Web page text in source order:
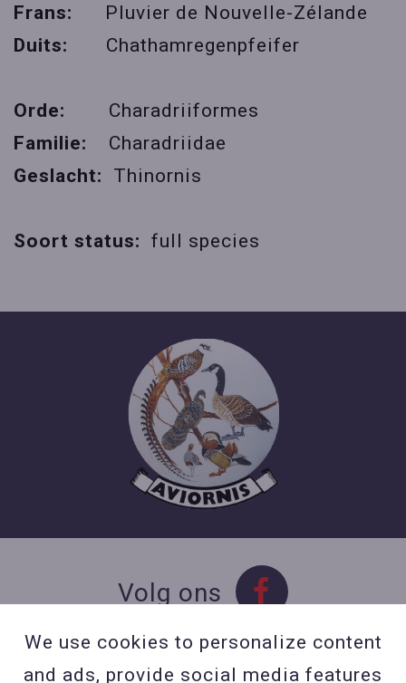
Frans: Pluvier de Nouvelle-Zélande
Duits: Chathamregenpfeifer
Orde: Charadriiformes
Familie: Charadriidae
Geslacht: Thinornis
Soort status: full species
Volg ons
We use cookies to personalize content
and ads, provide social media features